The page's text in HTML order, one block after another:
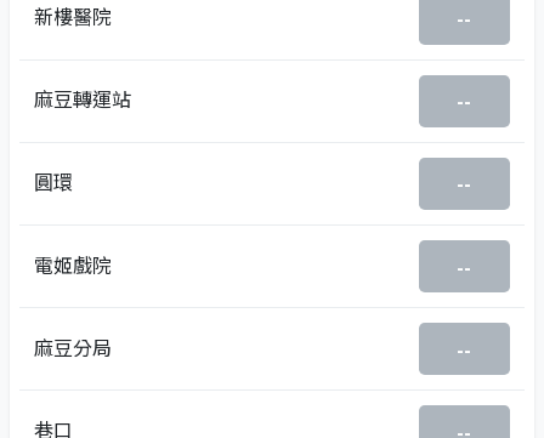
新樓醫院 --
麻豆轉運站 --
圓環 --
電姬戲院 --
麻豆分局 --
巷口 --